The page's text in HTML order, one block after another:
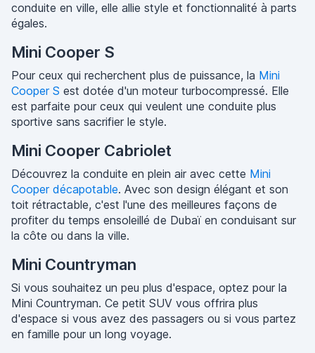
conduite en ville, elle allie style et fonctionnalité à parts
égales.
Mini Cooper S
Pour ceux qui recherchent plus de puissance, la Mini
Cooper S est dotée d'un moteur turbocompressé. Elle
est parfaite pour ceux qui veulent une conduite plus
sportive sans sacrifier le style.
Mini Cooper Cabriolet
Découvrez la conduite en plein air avec cette Mini
Cooper décapotable. Avec son design élégant et son
toit rétractable, c'est l'une des meilleures façons de
profiter du temps ensoleillé de Dubaï en conduisant sur
la côte ou dans la ville.
Mini Countryman
Si vous souhaitez un peu plus d'espace, optez pour la
Mini Countryman. Ce petit SUV vous offrira plus
d'espace si vous avez des passagers ou si vous partez
en famille pour un long voyage.